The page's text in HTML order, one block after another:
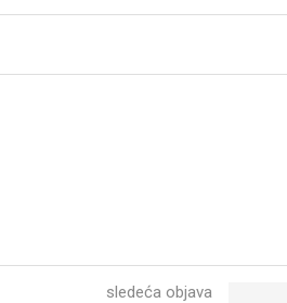
sledeća objava